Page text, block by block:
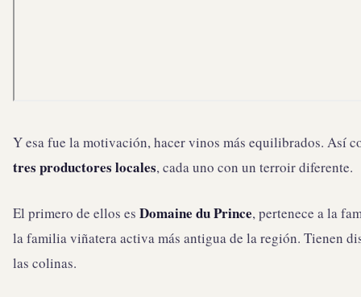
Y esa fue la motivación, hacer vinos más equilibrados. Así
tres productores locales, cada uno con un terroir diferente.
El primero de ellos es Domaine du Prince, pertenece a la
la familia viñatera activa más antigua de la región. Tienen
las colinas.